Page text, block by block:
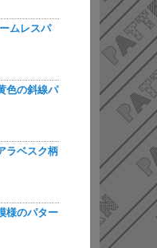
ムレスパ
色の斜線パ
ラベスク柄
様のパター